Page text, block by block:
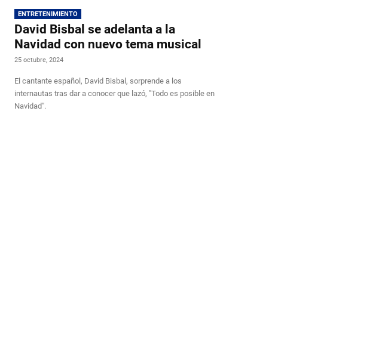
ENTRETENIMIENTO
David Bisbal se adelanta a la
Navidad con nuevo tema musical
25 octubre, 2024
El cantante español, David Bisbal, sorprende a los
internautas tras dar a conocer que lazó, "Todo es posible en
Navidad".